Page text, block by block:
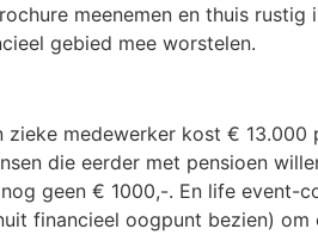
meenemen en thuis
gebied mee worstelen.
medewerker kost € 13.000
die eerder met pensioen
geen € 1000,-. En life event-
financieel oogpunt bezien)